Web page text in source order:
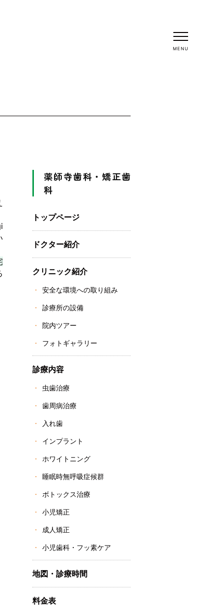
MENU
薬師寺歯科・矯正歯
科
トップページ
ドクター紹介
クリニック紹介
安全な環境への取り組み
診療所の設備
院内ツアー
フォトギャラリー
診療内容
虫歯治療
歯周病治療
入れ歯
インプラント
ホワイトニング
睡眠時無呼吸症候群
ボトックス治療
小児矯正
成人矯正
小児歯科・フッ素ケア
地図・診療時間
料金表